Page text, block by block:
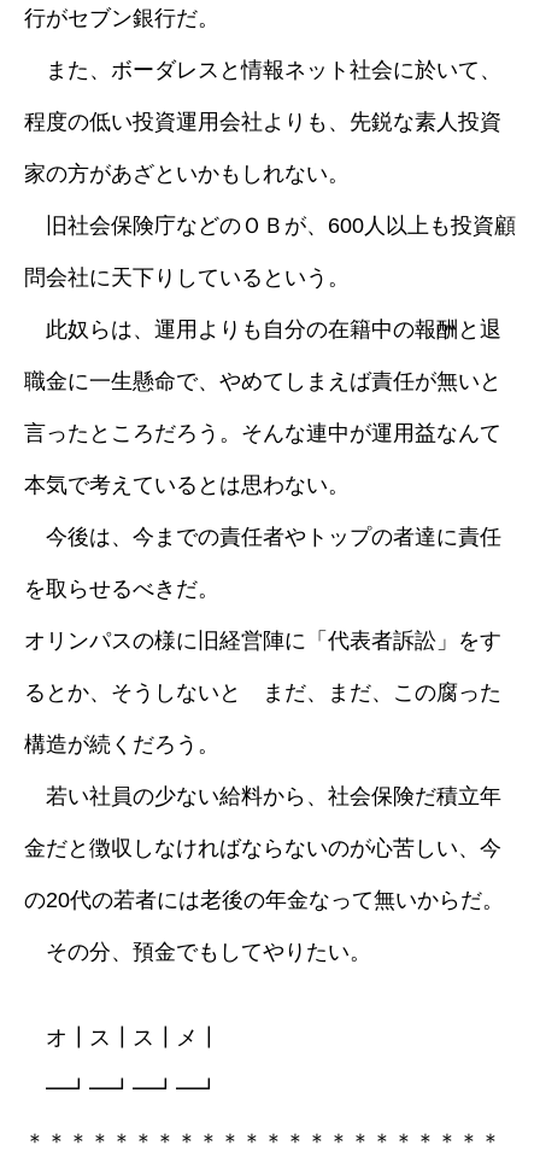
行がセブン銀行だ。
また、ボーダレスと情報ネット社会に於いて、
程度の低い投資運用会社よりも、先鋭な素人投資
家の方があざといかもしれない。
旧社会保険庁などのＯＢが、600人以上も投資顧
問会社に天下りしているという。
此奴らは、運用よりも自分の在籍中の報酬と退
職金に一生懸命で、やめてしまえば責任が無いと
言ったところだろう。そんな連中が運用益なんて
本気で考えているとは思わない。
今後は、今までの責任者やトップの者達に責任
を取らせるべきだ。
オリンパスの様に旧経営陣に「代表者訴訟」をす
るとか、そうしないと まだ、まだ、この腐った
構造が続くだろう。
若い社員の少ない給料から、社会保険だ積立年
金だと徴収しなければならないのが心苦しい、今
の20代の若者には老後の年金なって無いからだ。
その分、預金でもしてやりたい。
オ┃ス┃ス┃メ┃
━┛━┛━┛━┛
＊＊＊＊＊＊＊＊＊＊＊＊＊＊＊＊＊＊＊＊＊＊